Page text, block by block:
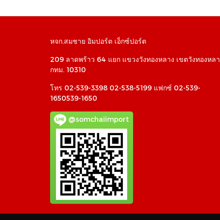
หจก.สมชาย อิมปอร์ต เอ็กซ์ปอร์ต
209 ลาดพร้าว 64 แยก แขวงวังทองหลาง เขตวังทองหล
กทม. 10310
โทร 02-539-3398 02-538-5199 แฟกซ์ 02-539-
1650539-1650
@somchaiimport